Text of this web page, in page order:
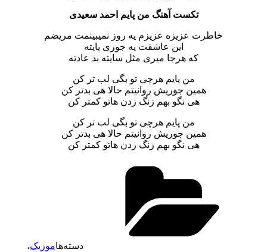
تکست آهنگ من پایم احمد سعیدی
خاطرت عزیزه عزیزم یه روز نمیبینمت مریضم
این عاشقت یه جوری پایته
که هرجا میری مثل سایته بد عادته
من پایم هرچی تو بگی لب تر کن
همین جوریش روانیتم حالا هی بدتر کن
هی نگو بهم زنگ زدن هاتو کمتر کن
من پایم هرچی تو بگی لب تر کن
همین جوریش روانیتم حالا هی بدتر کن
هی نگو بهم زنگ زدن هاتو کمتر کن
دسته‌هاموزیک،